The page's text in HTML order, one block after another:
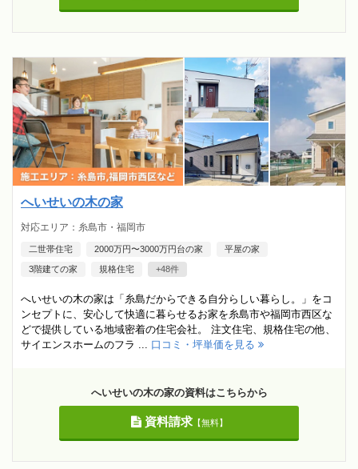
へいせいの木の家
対応エリア：糸島市・福岡市
二世帯住宅 2000万円〜3000万円台の家 平屋の家
3階建ての家 規格住宅 +48件
へいせいの木の家は「糸島だからできる自分らしい暮らし。」をコ
ンセプトに、安心して快適に暮らせるお家を糸島市や福岡市西区な
どで提供している地域密着の住宅会社。 注文住宅、規格住宅の他、
サイエンスホームのフラ ... 口コミ・坪単価を見る
へいせいの木の家の資料はこちらから
資料請求【無料】